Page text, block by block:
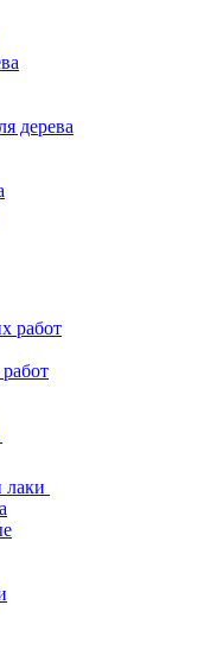
дерева
работ
лаки